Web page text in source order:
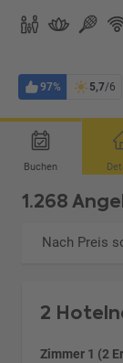
97% 5,7/6
Buchen
1.268
Nach Preis
2
Zimmer 1 (2